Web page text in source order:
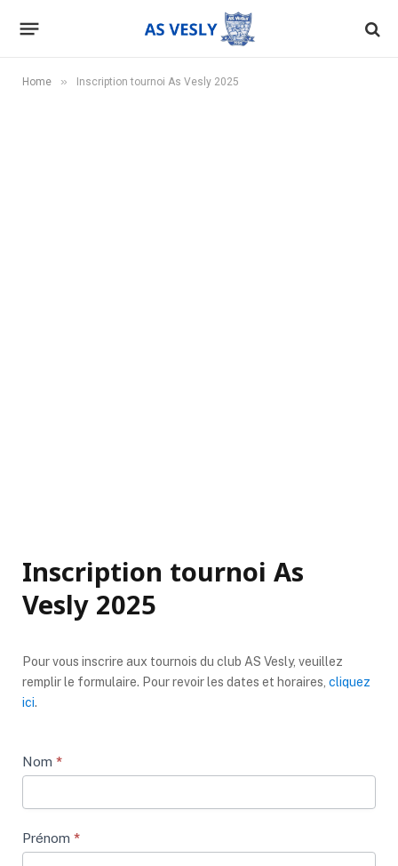
Home » Inscription tournoi As Vesly 2025
Inscription tournoi As
Vesly 2025
Inscription
tournoi
Pour vous inscrire aux tournois du club AS Vesly, veuillez
remplir le formulaire. Pour revoir les dates et horaires, cliquez
ici.
Nom *
Prénom *